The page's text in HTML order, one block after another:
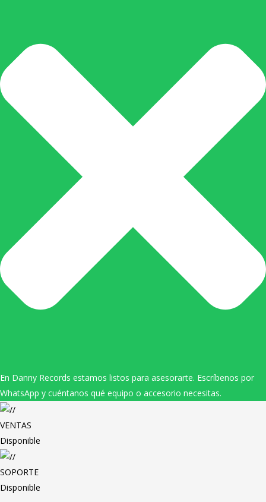
En Danny Records estamos listos para asesorarte. Escríbenos por
WhatsApp y cuéntanos qué equipo o accesorio necesitas.
VENTAS
Disponible
SOPORTE
Disponible